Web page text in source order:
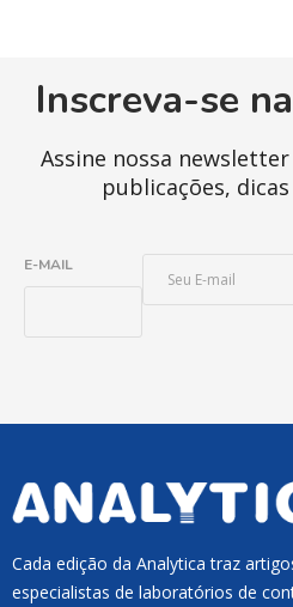
Inscreva-se
Assine nossa
publicações,
E-MAIL
Cada edição da Analytica traz
especialistas de laboratórios de